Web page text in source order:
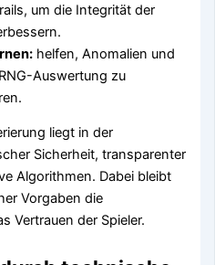
um die Integrität der
helfen, Anomalien und
Auswertung zu
liegt in der
Sicherheit, transparenter
Algorithmen. Dabei bleibt
Vorgaben die
Vertrauen der Spieler.